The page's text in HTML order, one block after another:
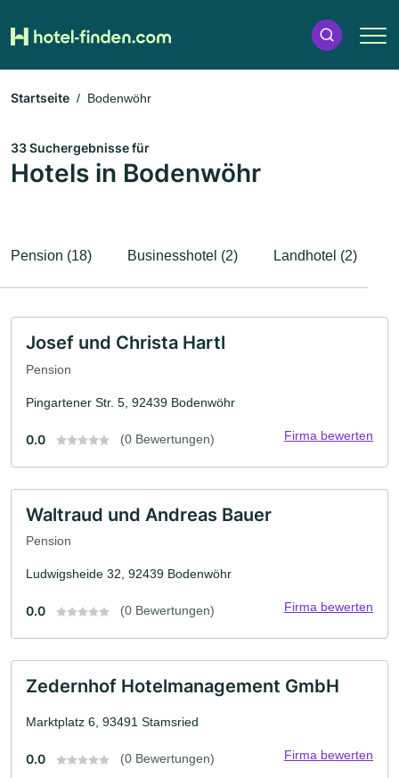
Startseite Bodenwöhr
33 Suchergebnisse für
Hotels in Bodenwöhr
Pension (18) Businesshotel (2) Landhotel (2)
Josef und Christa Hartl
Pension
Pingartener Str. 5, 92439 Bodenwöhr
0.0 (0 Bewertungen) Firma bewerten
Waltraud und Andreas Bauer
Pension
Ludwigsheide 32, 92439 Bodenwöhr
0.0 (0 Bewertungen) Firma bewerten
Zedernhof Hotelmanagement GmbH
Marktplatz 6, 93491 Stamsried
0.0 (0 Bewertungen) Firma bewerten